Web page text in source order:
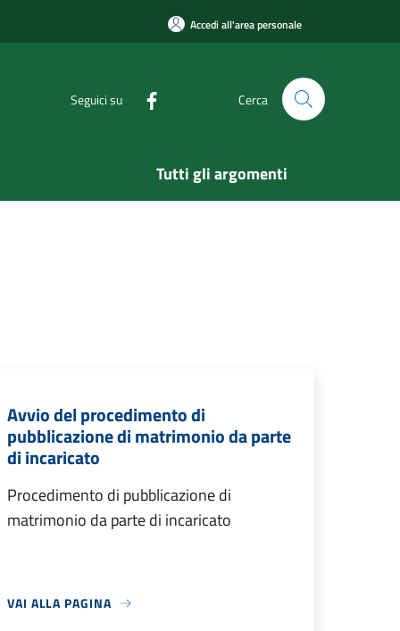
Accedi all'area personale
Seguici su Cerca
Tutti gli argomenti
Avvio del procedimento di
pubblicazione di matrimonio da parte
di incaricato
Procedimento di pubblicazione di
matrimonio da parte di incaricato
VAI ALLA PAGINA